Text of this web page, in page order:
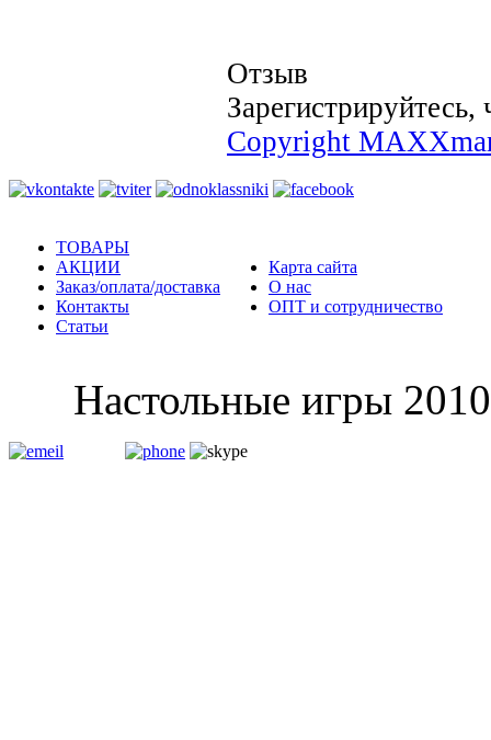
Отзыв
Copyright
ТОВАРЫ
АКЦИИ
Заказ/оплата/доставка
Контакты
Статьи
Карта сайта
О нас
ОПТ и сотрудничество
Настольные